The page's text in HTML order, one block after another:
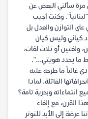
مرة سألني البعض عن
وكنت أجيب
التوازن والعدل بل
كياني وليس كيان
ولغتين أو ثلاث لغات،
ما يحدد هويتي...".
غالباً ما طرحه عليه
القاتلة. لماذا
انتماءاته وبحرية تامة؟
القرن، مع إلغاء
عرضة إلى الأبد للتوتر